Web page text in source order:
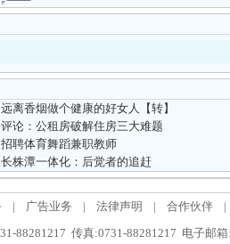
远离香烟做个健康的好女人【转】
评论：公租房破解住房三大难题
招聘体育舞蹈兼职教师
长株潭一体化：后觉者的追赶
| 广告业务 | 法律声明 | 合作伙伴 |
88281217 传真:0731-88281217 电子邮箱